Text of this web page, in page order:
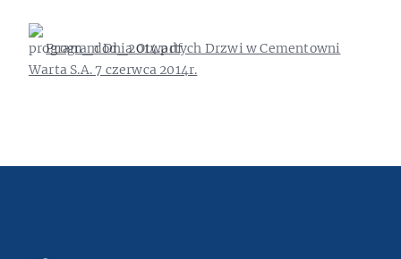
Program Dnia Otwartych Drzwi w Cementowni
Warta S.A. 7 czerwca 2014r.